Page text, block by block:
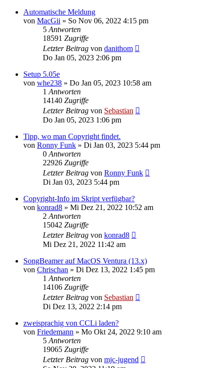
Automatische Meldung
von MacGii » So Nov 06, 2022 4:15 pm
5 Antworten
18591 Zugriffe
Letzter Beitrag von danithom
Do Jan 05, 2023 2:06 pm
Setup 5.05e
von whe238 » Do Jan 05, 2023 10:58 am
1 Antworten
14140 Zugriffe
Letzter Beitrag von Sebastian
Do Jan 05, 2023 1:06 pm
Tipp, wo man Copyright findet.
von Ronny Funk » Di Jan 03, 2023 5:44 pm
0 Antworten
22926 Zugriffe
Letzter Beitrag von Ronny Funk
Di Jan 03, 2023 5:44 pm
Copyright-Info im Skript verfügbar?
von konrad8 » Mi Dez 21, 2022 10:52 am
2 Antworten
15042 Zugriffe
Letzter Beitrag von konrad8
Mi Dez 21, 2022 11:42 am
SongBeamer auf MacOS Ventura (13.x)
von Chrischan » Di Dez 13, 2022 1:45 pm
1 Antworten
14106 Zugriffe
Letzter Beitrag von Sebastian
Di Dez 13, 2022 2:14 pm
zweisprachig von CCLi laden?
von Friedemann » Mo Okt 24, 2022 9:10 am
5 Antworten
19065 Zugriffe
Letzter Beitrag von mjc-jugend